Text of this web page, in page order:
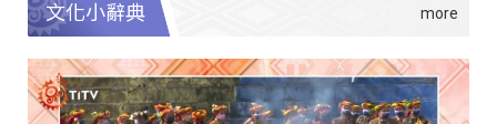
文化小辭典